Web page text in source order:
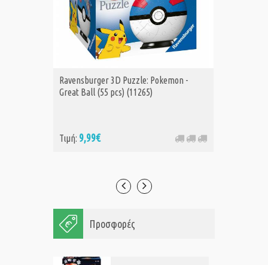
Ravensburger 3D Puzzle: Pokemon -
Great Ball (55 pcs) (11265)
Τιμή: 9,99€
Προσφορές